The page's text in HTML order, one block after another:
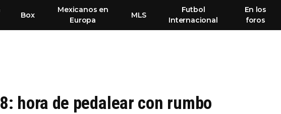
Box
Mexicanos en
Europa
MLS
Futbol
Internacional
En los
foros
hora de pedalear con rumbo